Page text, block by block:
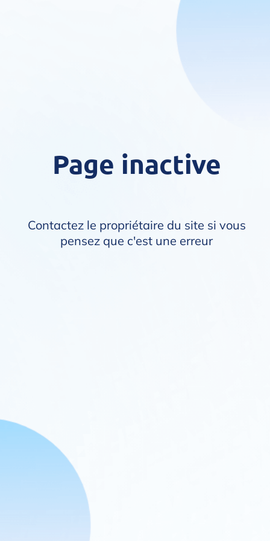
Page inactive
Contactez le propriétaire du site si vous
pensez que c'est une erreur